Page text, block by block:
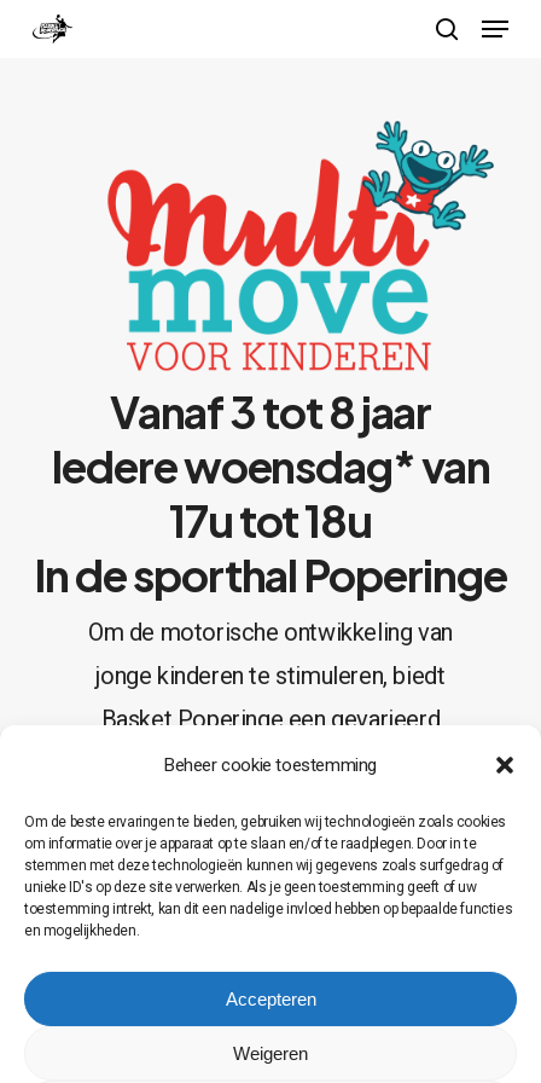
Beheer cookie toestemming
Om de beste ervaringen te bieden, gebruiken wij technologieën zoals cookies
om informatie over je apparaat op te slaan en/of te raadplegen. Door in te
stemmen met deze technologieën kunnen wij gegevens zoals surfgedrag of
unieke ID's op deze site verwerken. Als je geen toestemming geeft of uw
toestemming intrekt, kan dit een nadelige invloed hebben op bepaalde functies
en mogelijkheden.
Accepteren
Weigeren
Skip
Menu
Vanaf 3 tot 8 jaar
Iedere woensdag* van
17u tot 18u
In de sporthal Poperinge
Om de motorische ontwikkeling van
jonge kinderen te stimuleren, biedt
Basket Poperinge een gevarieerd
bewegingsprogramma ‘Multimove
op een leuke en ontspannende
manier te laten bewegen, oefenen
bewegingsvaardigheden.
Inschrijven